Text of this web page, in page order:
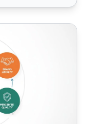
összetevők és üzleti